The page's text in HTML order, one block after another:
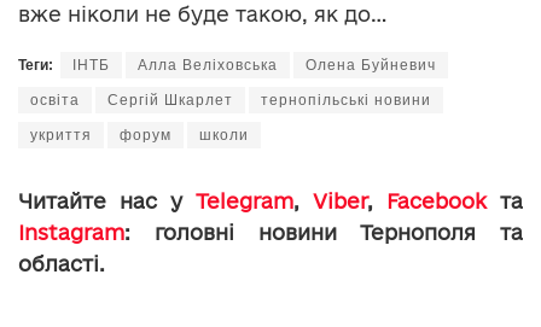
вже ніколи не буде такою, як до…
Теги: ІНТБ Алла Веліховська Олена Буйневич
освіта Сергій Шкарлет тернопільські новини
укриття форум школи
Читайте нас у Telegram, Viber, Facebookта
Instagram: головні новини Тернополя та
області.